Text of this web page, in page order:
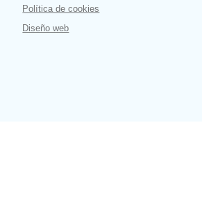
Política de cookies
Diseño web